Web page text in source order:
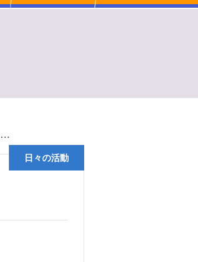
ハワイアンダンスを楽しむ～商店街フライベント～
日々の活動